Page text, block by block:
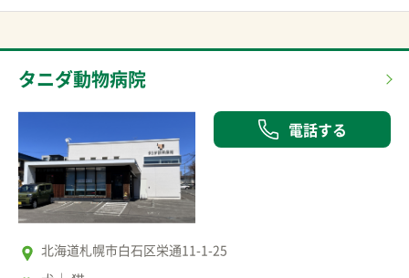
タニダ動物病院
電話する
北海道札幌市白石区栄通11-1-25